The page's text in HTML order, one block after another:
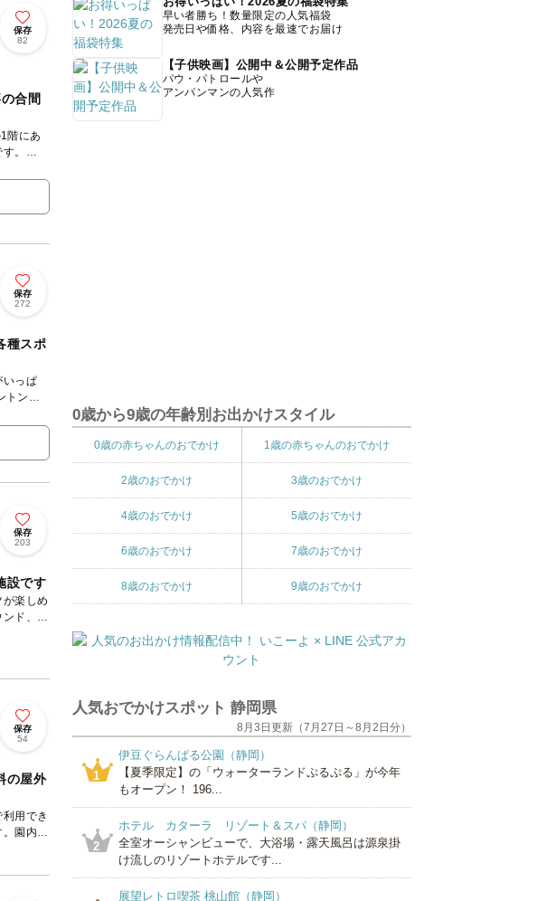
保存
82
合間
階にあ
。
保存
272
種スポ
いっぱ
トン、
ューズ
保存
203
設です
楽しめ
ド、テ
保存
54
の屋外
用でき
園内に
早い者勝ち！数量限定の人気福袋
発売日や価格、内容を最速でお届け
【子供映画】公開中＆公開予定作品
パウ・パトロールや
アンパンマンの人気作
0歳から9歳の年齢別お出かけスタイル
0歳の赤ちゃんのおでかけ 1歳の赤ちゃんのおでかけ
2歳のおでかけ 3歳のおでかけ
4歳のおでかけ 5歳のおでかけ
6歳のおでかけ 7歳のおでかけ
8歳のおでかけ 9歳のおでかけ
人気おでかけスポット 静岡県
8月3日更新（7月27日～8月2日分）
1
伊豆ぐらんぱる公園（静岡）
【夏季限定】の「ウォーターランドぷるぷる」が今年
もオープン！ 196...
2
ホテル カターラ リゾート＆スパ（静岡）
全室オーシャンビューで、大浴場・露天風呂は源泉掛
け流しのリゾートホテルです...
展望レトロ喫茶 桃山館（静岡）